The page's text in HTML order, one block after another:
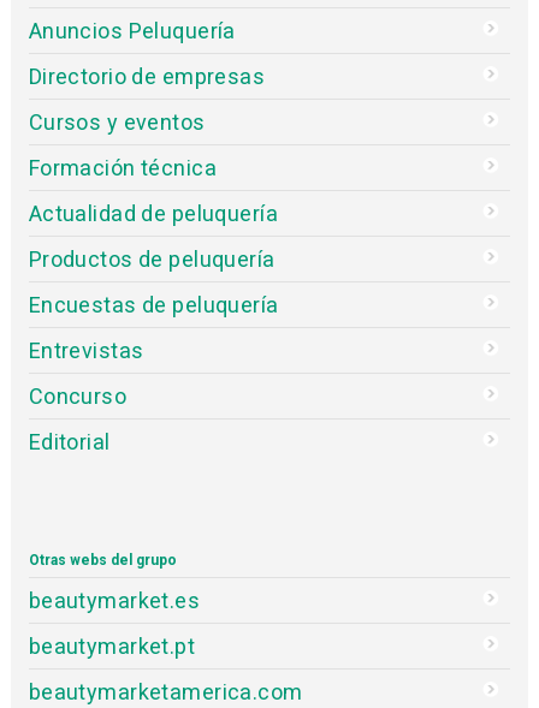
Anuncios Peluquería
Directorio de empresas
Cursos y eventos
Formación técnica
Actualidad de peluquería
Productos de peluquería
Encuestas de peluquería
Entrevistas
Concurso
Editorial
Otras webs del grupo
beautymarket.es
beautymarket.pt
beautymarketamerica.com